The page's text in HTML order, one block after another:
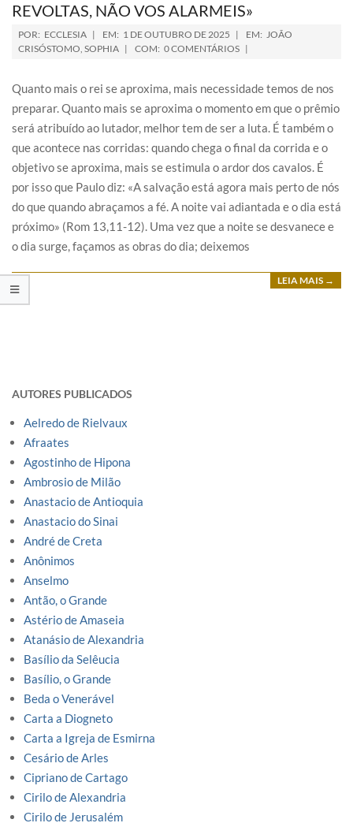
REVOLTAS, NÃO VOS ALARMEIS»
POR: ECCLESIA EM: 1 DE OUTUBRO DE 2025 EM: JOÃO
CRISÓSTOMO, SOPHIA COM: 0 COMENTÁRIOS
Quanto mais o rei se aproxima, mais necessidade temos de nos
preparar. Quanto mais se aproxima o momento em que o prêmio
será atribuído ao lutador, melhor tem de ser a luta. É também o
que acontece nas corridas: quando chega o final da corrida e o
objetivo se aproxima, mais se estimula o ardor dos cavalos. É
por isso que Paulo diz: «A salvação está agora mais perto de nós
do que quando abraçamos a fé. A noite vai adiantada e o dia está
próximo» (Rom 13,11-12). Uma vez que a noite se desvanece e
o dia surge, façamos as obras do dia; deixemos
LEIA MAIS →
AUTORES PUBLICADOS
Aelredo de Rielvaux
Afraates
Agostinho de Hipona
Ambrosio de Milão
Anastacio de Antioquia
Anastacio do Sinai
André de Creta
Anônimos
Anselmo
Antão, o Grande
Astério de Amaseia
Atanásio de Alexandria
Basílio da Selêucia
Basílio, o Grande
Beda o Venerável
Carta a Diogneto
Carta a Igreja de Esmirna
Cesário de Arles
Cipriano de Cartago
Cirilo de Alexandria
Cirilo de Jerusalém